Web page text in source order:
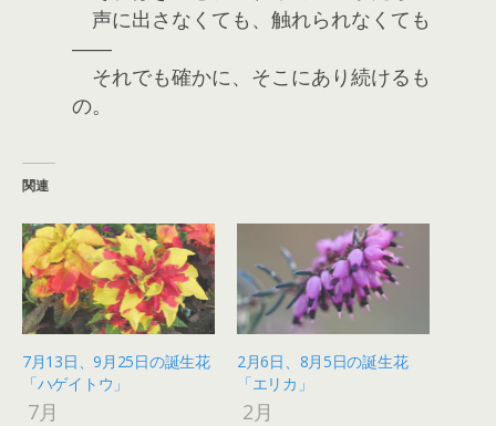
声に出さなくても、触れられなくても
――
それでも確かに、そこにあり続けるも
の。
関連
7月13日、9月25日の誕生花
「ハゲイトウ」
7月
2月6日、8月5日の誕生花
「エリカ」
2月